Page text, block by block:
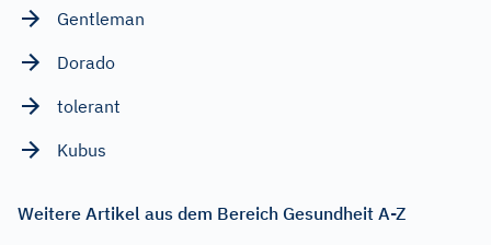
Gentleman
Dorado
tolerant
Kubus
Weitere Artikel aus dem Bereich Gesundheit A-Z